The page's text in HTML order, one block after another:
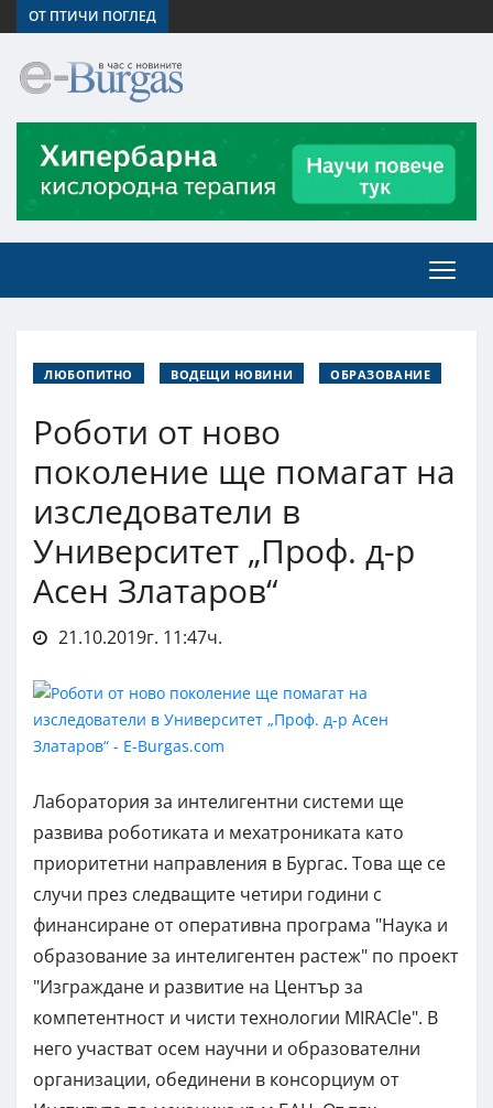
ОТ ПТИЧИ ПОГЛЕД
ЛЮБОПИТНО ВОДЕЩИ НОВИНИ ОБРАЗОВАНИЕ
Роботи от ново
поколение ще помагат на
изследователи в
Университет „Проф. д-р
Асен Златаров“
21.10.2019г. 11:47ч.
Лаборатория за интелигентни системи ще
развива роботиката и мехатрониката като
приоритетни направления в Бургас. Това ще се
случи през следващите четири години с
финансиране от оперативна програма "Наука и
образование за интелигентен растеж" по проект
"Изграждане и развитие на Център за
компетентност и чисти технологии MIRACle". В
него участват осем научни и образователни
организации, обединени в консорциум от